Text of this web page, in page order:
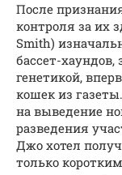
После
контроля за их
Smith)
бассет-
генетикой,
кошек из
на выведение
разведения
Джо хотел
только